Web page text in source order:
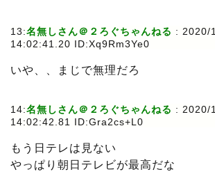
13:名無しさん＠２ろぐちゃんねる : 2020/
14:02:41.20 ID:Xq9Rm3Ye0
いや、、まじで無理だろ
14:名無しさん＠２ろぐちゃんねる : 2020/
14:02:42.81 ID:Gra2cs+L0
もう日テレは見ない
やっぱり朝日テレビが最高だな